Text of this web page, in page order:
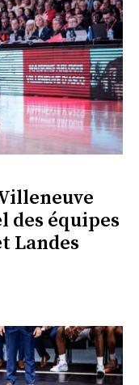
des équipes
Landes